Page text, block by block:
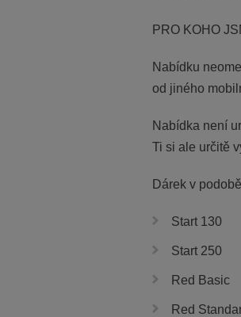
PRO KOHO
Nabídku
od jiného
Nabídka není
Ti si ale určitě
Dárek v
Start 130
Start 250
Red Basic
Red